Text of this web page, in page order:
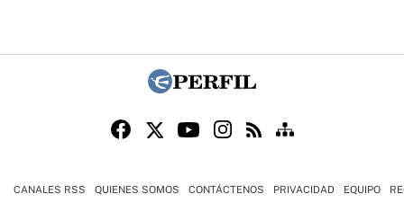
CANALES RSS QUIENES SOMOS CONTÁCTENOS PRIVACIDAD EQUIPO